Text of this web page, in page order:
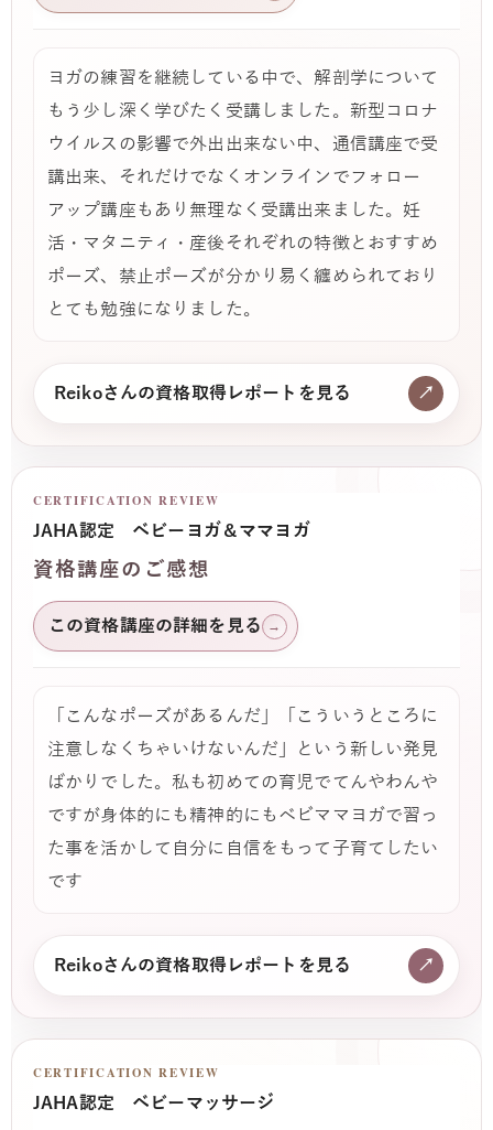
ヨガの練習を継続している中で、解剖学について
もう少し深く学びたく受講しました。新型コロナ
ウイルスの影響で外出出来ない中、通信講座で受
講出来、それだけでなくオンラインでフォロー
アップ講座もあり無理なく受講出来ました。妊
活・マタニティ・産後それぞれの特徴とおすすめ
ポーズ、禁止ポーズが分かり易く纏められており
とても勉強になりました。
Reikoさんの資格取得レポートを見る ↗
CERTIFICATION REVIEW
JAHA認定 ベビーヨガ＆ママヨガ
資格講座のご感想
この資格講座の詳細を見る →
「こんなポーズがあるんだ」「こういうところに
注意しなくちゃいけないんだ」という新しい発見
ばかりでした。私も初めての育児でてんやわんや
ですが身体的にも精神的にもベビママヨガで習っ
た事を活かして自分に自信をもって子育てしたい
です
Reikoさんの資格取得レポートを見る ↗
CERTIFICATION REVIEW
JAHA認定 ベビーマッサージ